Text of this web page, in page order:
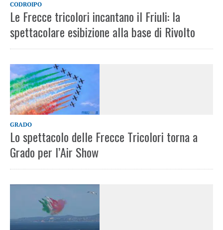
CODROIPO
Le Frecce tricolori incantano il Friuli: la
spettacolare esibizione alla base di Rivolto
GRADO
Lo spettacolo delle Frecce Tricolori torna a
Grado per l’Air Show